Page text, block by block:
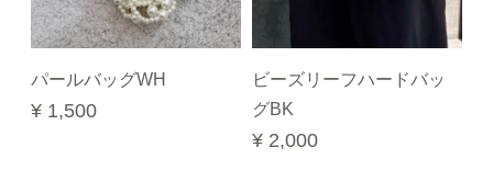
パールバッグWH
¥ 1,500
ビーズリーフハードバッ
グBK
¥ 2,000